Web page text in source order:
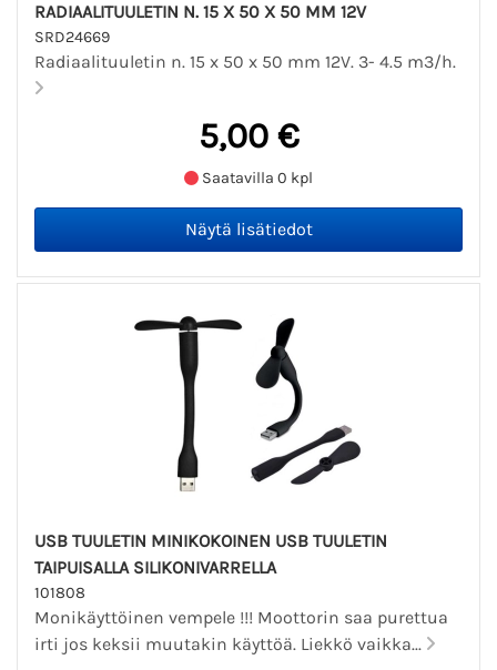
RADIAALITUULETIN N. 15 X 50 X 50 MM 12V
SRD24669
Radiaalituuletin n. 15 x 50 x 50 mm 12V. 3- 4.5 m3/h.
5,00 €
Saatavilla 0 kpl
USB TUULETIN MINIKOKOINEN USB TUULETIN
TAIPUISALLA SILIKONIVARRELLA
101808
Monikäyttöinen vempele !!! Moottorin saa purettua
irti jos keksii muutakin käyttöä. Liekkö vaikka...